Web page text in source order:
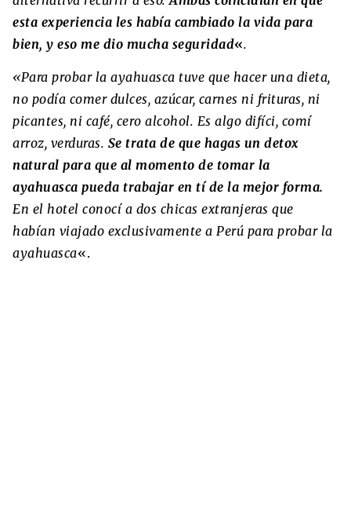
esta experiencia les había cambiado la vida para
bien, y eso me dio mucha seguridad«.
«Para probar la ayahuasca tuve que hacer una dieta,
no podía comer dulces, azúcar, carnes ni frituras, ni
picantes, ni café, cero alcohol. Es algo difíci, comí
arroz, verduras. Se trata de que hagas un detox
natural para que al momento de tomar la
ayahuasca pueda trabajar en tí de la mejor forma.
En el hotel conocí a dos chicas extranjeras que
habían viajado exclusivamente a Perú para probar la
ayahuasca«.